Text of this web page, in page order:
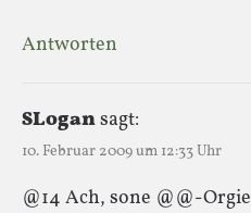
Antworten
SLogansagt:
10. Februar 2009 um 12:33 Uhr
@14 Ach, sone @@-Orgie